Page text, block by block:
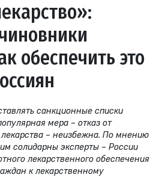
обеспечить это
санкционные списки
мера – отказ от
– неизбежна. По мнению
солидарны эксперты – России
лекарственного обеспечения
к лекарственному